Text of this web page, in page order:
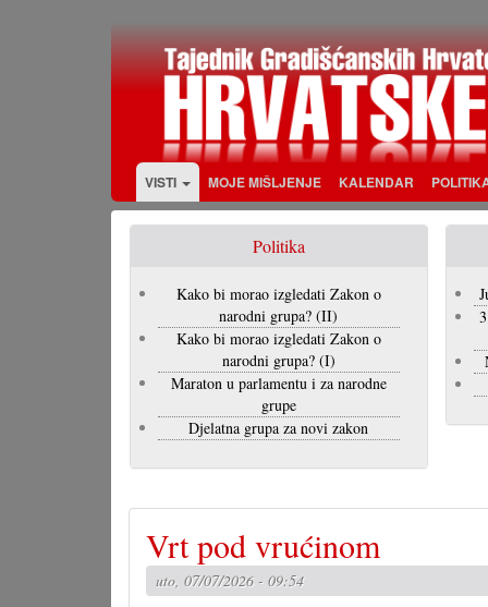
VISTI MOJE MIŠLJENJE KALENDAR
Politika
Kako bi morao izgledati Zakon o
narodni grupa? (II)
Kako bi morao izgledati Zakon o
narodni grupa? (I)
Maraton u parlamentu i za narodne
grupe
Djelatna grupa za novi zakon
Vrt pod vrućinom
uto, 07/07/2026 - 09:54